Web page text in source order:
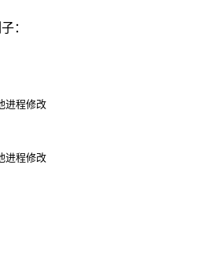
：
程修改
程修改